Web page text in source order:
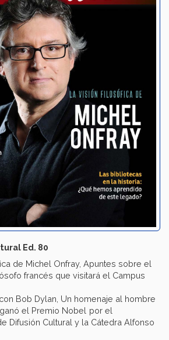
Ed. 80
de Michel Onfray, Apuntes sobre el
francés que visitará el Campus
Bob Dylan, Un homenaje al hombre
el Premio Nobel por el
Difusión Cultural y la Cátedra Alfonso